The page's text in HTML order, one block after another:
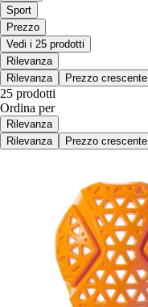
Sport
Prezzo
Vedi i 25 prodotti
Rilevanza
Rilevanza
Prezzo crescente
25 prodotti
Ordina per
Rilevanza
Rilevanza
Prezzo crescente